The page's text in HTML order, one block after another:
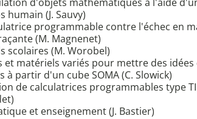
humain (J. Sauvy)
programmable contre l'échec en
(M. Magnenet)
scolaires (M. Worobel)
et matériels variés pour mettre des
à partir d'un cube SOMA (C. Slowick)
de calculatrices programmables type
et enseignement (J. Bastier)